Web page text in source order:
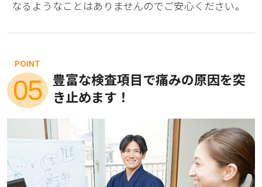
なるようなことはありませんのでご安心ください。
POINT
05 豊富な検査項目で痛みの原因を突
き止めます！